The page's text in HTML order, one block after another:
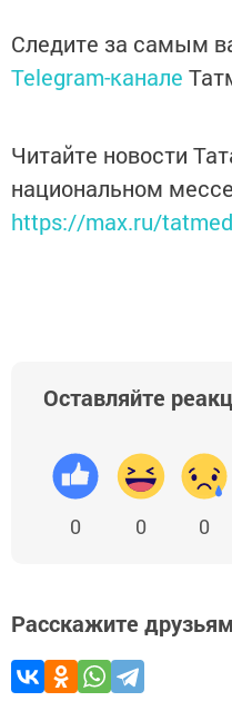
Следите за самым
Telegram-канале
Читайте новости
национальном
https://max.ru/
Оставляйте
0 0 0
Расскажите друзьям